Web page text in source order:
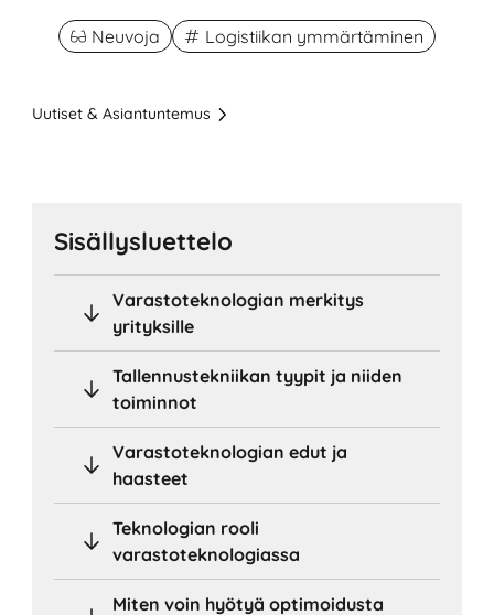
Neuvoja Logistiikan ymmärtäminen
Uutiset & Asiantuntemus
Sisällysluettelo
Varastoteknologian merkitys
yrityksille
Tallennustekniikan tyypit ja niiden
toiminnot
Varastoteknologian edut ja
haasteet
Teknologian rooli
varastoteknologiassa
Miten voin hyötyä optimoidusta